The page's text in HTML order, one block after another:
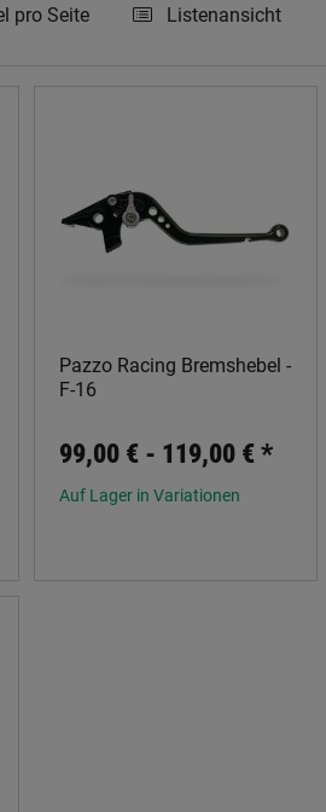
pro Seite Listenansicht
Pazzo Racing Bremshebel -
F-16
99,00 € - 119,00 €*
Auf Lager in Variationen